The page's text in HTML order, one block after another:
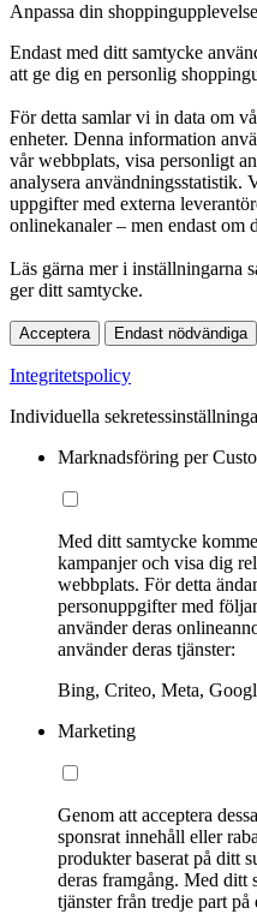
Anpassa din shoppingupplevelse
Endast med ditt samtycke
att ge dig en personlig
För detta samlar vi in data om
enheter. Denna information
vår webbplats, visa personligt
analysera användningsstatistik.
uppgifter med externa
onlinekanaler – men endast om
Läs gärna mer i inställningarna
ger ditt samtycke.
Acceptera Endast nödvändiga
Integritetspolicy
Individuella
Marknadsföring per
Med ditt samtycke
kampanjer och visa dig
webbplats. För detta
personuppgifter med
använder deras
använder deras tjänster:
Bing, Criteo, Meta,
Marketing
Genom att acceptera
sponsrat innehåll eller
produkter baserat på ditt
deras framgång. Med ditt
tjänster från tredje part på